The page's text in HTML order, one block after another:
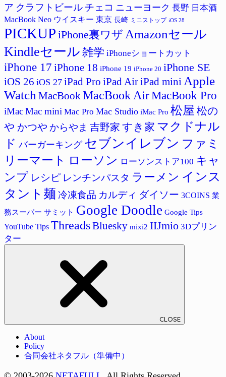
ア クラフトビール チェコ ニューヨーク 長野 日本酒
MacBook Neo ウイスキー 東京 長崎 ミニストップ iOS 28
PICKUP iPhone裏ワザ Amazonセール
Kindleセール 雑学 iPhoneショートカット
iPhone 17 iPhone 18 iPhone 19 iPhone 20 iPhone SE
iOS 26 iOS 27 iPad Pro iPad AiriPad mini Apple
Watch MacBookMacBook AirMacBook Pro
iMacMac mini Mac Pro Mac Studio iMac Pro 松屋 松の
や かつや からやま 吉野家 すき家 マクドナル
ド バーガーキング セブンイレブン ファミ
リーマート ローソン ローソンストア100 キャ
ンプ レシピ レンチンパスタ ラーメン インス
タント麺 冷凍食品 カルディ ダイソー 3COINS 業
務スーパー サミット Google Doodle Google Tips
YouTube Tips ThreadsBluesky mixi2 IIJmio 3Dプリン
ター
CLOSE
About
Policy
合同会社ネタフル（準備中）